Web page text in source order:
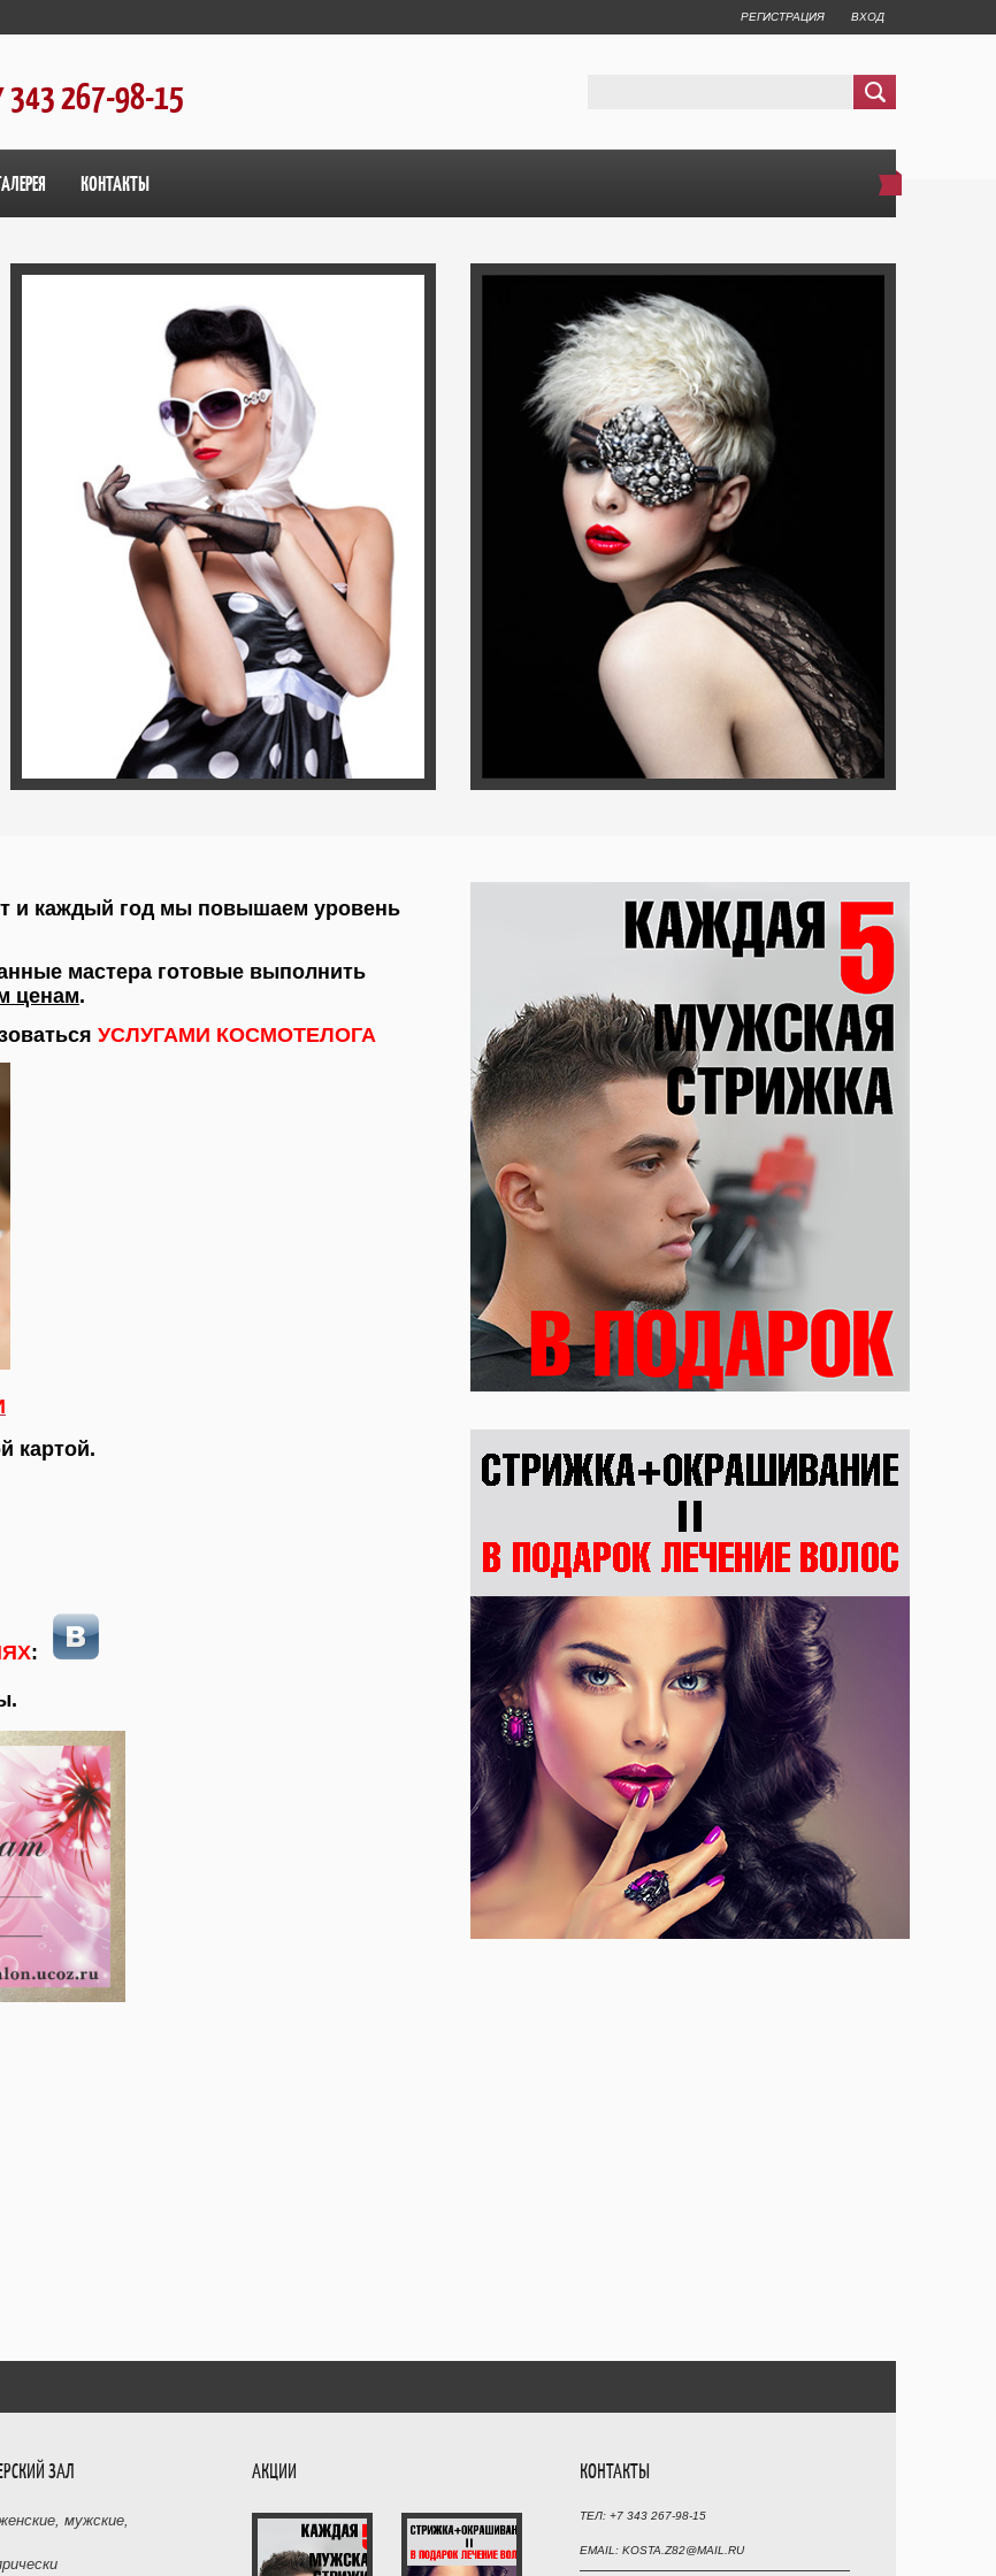
РЕГИСТРАЦИЯ ВХОД
343 267-98-15
КОНТАКТЫ
и каждый год мы повышаем уровень
мастера готовые выполнить
ценам.
УСЛУГАМИ КОСМОТЕЛОГА
картой.
:
ЗАЛ
мужские,
АКЦИИ КОНТАКТЫ
ТЕЛ: +7 343 267-98-15
EMAIL: KOSTA.Z82@MAIL.RU